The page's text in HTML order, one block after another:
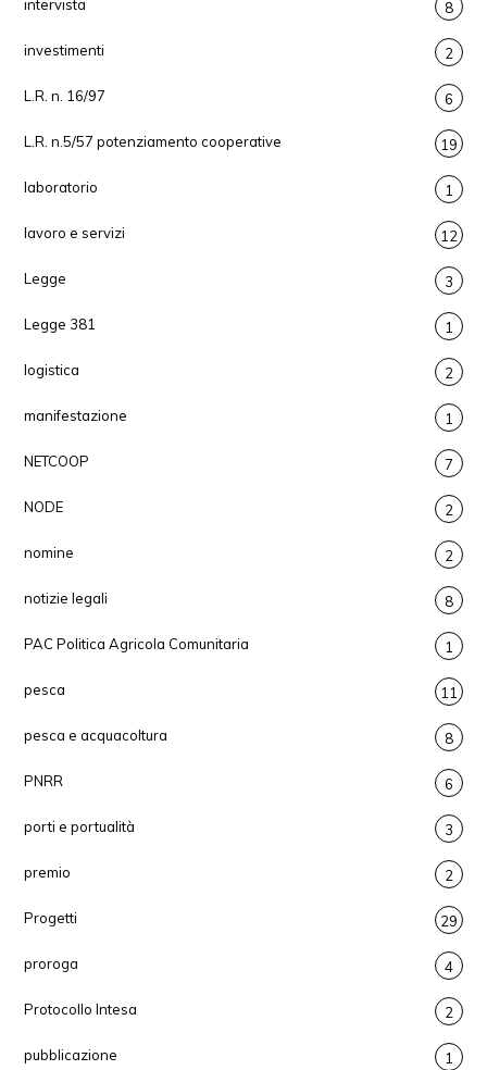
intervista 8
investimenti 2
L.R. n. 16/97 6
L.R. n.5/57 potenziamento cooperative 19
laboratorio 1
lavoro e servizi 12
Legge 3
Legge 381 1
logistica 2
manifestazione 1
NETCOOP 7
NODE 2
nomine 2
notizie legali 8
PAC Politica Agricola Comunitaria 1
pesca 11
pesca e acquacoltura 8
PNRR 6
porti e portualità 3
premio 2
Progetti 29
proroga 4
Protocollo Intesa 2
pubblicazione 1